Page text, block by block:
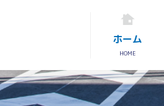
ホーム
HOME